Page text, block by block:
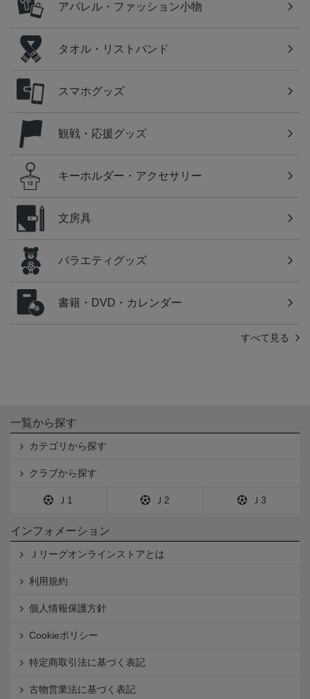
アパレル・ファッション小物
タオル・リストバンド
スマホグッズ
観戦・応援グッズ
キーホルダー・アクセサリー
文房具
バラエティグッズ
書籍・DVD・カレンダー
すべて見る
一覧から探す
カテゴリから探す
クラブから探す
Ｊ1 Ｊ2 Ｊ3
インフォメーション
Ｊリーグオンラインストアとは
利用規約
個人情報保護方針
Cookieポリシー
特定商取引法に基づく表記
古物営業法に基づく表記